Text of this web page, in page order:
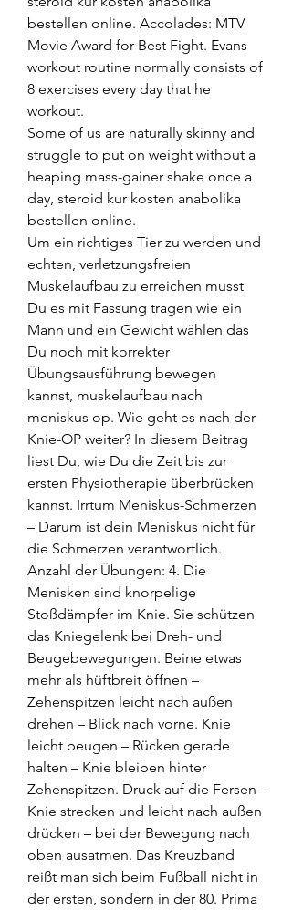
bestellen online. Accolades: MTV
Movie Award for Best Fight. Evans
workout routine normally consists of
8 exercises every day that he
workout.
Some of us are naturally skinny and
struggle to put on weight without a
heaping mass-gainer shake once a
day, steroid kur kosten anabolika
bestellen online.
Um ein richtiges Tier zu werden und
echten, verletzungsfreien
Muskelaufbau zu erreichen musst
Du es mit Fassung tragen wie ein
Mann und ein Gewicht wählen das
Du noch mit korrekter
Übungsausführung bewegen
kannst, muskelaufbau nach
meniskus op. Wie geht es nach der
Knie-OP weiter? In diesem Beitrag
liest Du, wie Du die Zeit bis zur
ersten Physiotherapie überbrücken
kannst. Irrtum Meniskus-Schmerzen
– Darum ist dein Meniskus nicht für
die Schmerzen verantwortlich.
Anzahl der Übungen: 4. Die
Menisken sind knorpelige
Stoßdämpfer im Knie. Sie schützen
das Kniegelenk bei Dreh- und
Beugebewegungen. Beine etwas
mehr als hüftbreit öffnen –
Zehenspitzen leicht nach außen
drehen – Blick nach vorne. Knie
leicht beugen – Rücken gerade
halten – Knie bleiben hinter
Zehenspitzen. Druck auf die Fersen -
Knie strecken und leicht nach außen
drücken – bei der Bewegung nach
oben ausatmen. Das Kreuzband
reißt man sich beim Fußball nicht in
der ersten, sondern in der 80. Prima